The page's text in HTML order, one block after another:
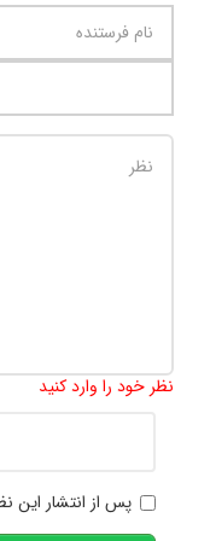
نظر خود را وارد کنید
پس از انتشار این